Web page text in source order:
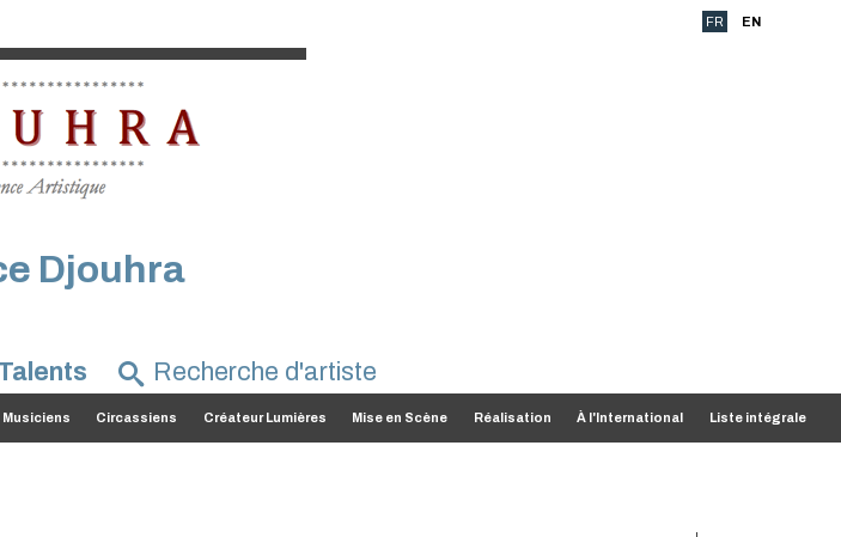
FR EN
Djouhra
Musiciens Circassiens Créateur Lumières Mise en Scène Réalisation À l'International Liste intégrale